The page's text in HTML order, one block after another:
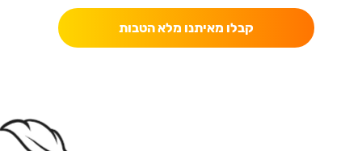
קבלו מאיתנו מלא הטבות